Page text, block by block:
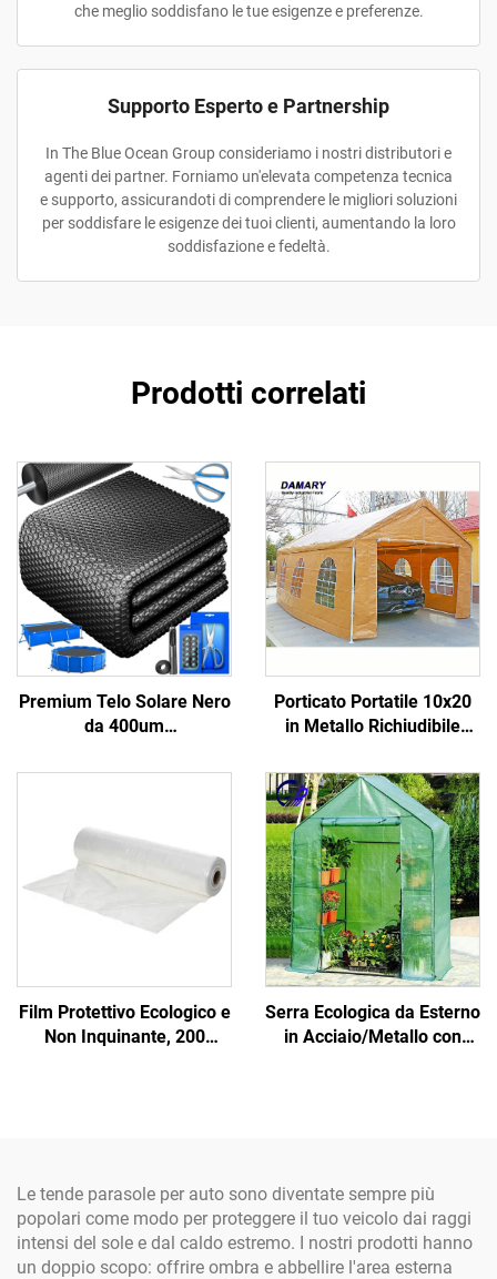
che meglio soddisfano le tue esigenze e preferenze.
Supporto Esperto e Partnership
In The Blue Ocean Group consideriamo i nostri distributori e
agenti dei partner. Forniamo un'elevata competenza tecnica
e supporto, assicurandoti di comprendere le migliori soluzioni
per soddisfare le esigenze dei tuoi clienti, aumentando la loro
soddisfazione e fedeltà.
Prodotti correlati
Premium Telo Solare Nero
da 400um
Dissipatore di Calore
Risparmio su Vari
Avvolgibili per Piscina
Porticato Portatile 10x20
in Metallo Richiudibile
Pergola per Parcheggio
Auto Capanno Portatile
per Auto Imbottigliamento
Film Protettivo Ecologico e
Non Inquinante, 200
Serra Ecologica da Esterno
in Acciaio/Metallo con
Le tende parasole per auto sono diventate sempre più
popolari come modo per proteggere il tuo veicolo dai raggi
intensi del sole e dal caldo estremo. I nostri prodotti hanno
un doppio scopo: offrire ombra e abbellire l'area esterna